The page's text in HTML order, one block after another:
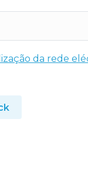
da rede